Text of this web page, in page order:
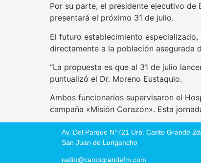
​Por su parte, el presidente ejecutivo de
presentará el próximo 31 de julio.
El futuro establecimiento
directamente a la población asegurada
“La propuesta es que al 31 de julio
puntualizó el Dr. Moreno Eustaquio.
Ambos funcionarios supervisaron el
campaña «Misión Corazón». Esta
Av. Del Parque N°721 Urb. Canto Grande
San Juan de Lurigancho
radio@cantograndefm.com